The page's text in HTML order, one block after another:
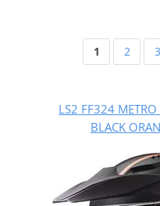
1 2 3
LS2 FF324
BLACK